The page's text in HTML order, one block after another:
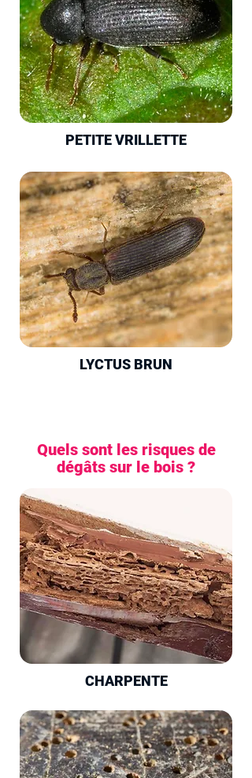
PETITE VRILLETTE
LYCTUS BRUN
Quels sont les risques de
dégâts sur le bois ?
CHARPENTE